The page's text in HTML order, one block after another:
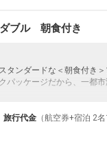
ダブル 朝食付き
タンダードな＜朝食付き
パッケージだから、一都
ープ）確約！フライトマ
験プランなどの追加（同
旅行代金 （航空券+宿泊 2